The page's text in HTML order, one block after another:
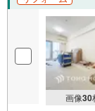
画像30